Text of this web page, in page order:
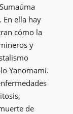
ella hay
cómo la
y
Yanomami.
de